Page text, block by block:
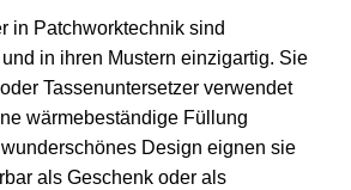
in Patchworktechnik sind
in ihren Mustern einzigartig. Sie
Tassenuntersetzer verwendet
wärmebeständige Füllung
Design eignen sie
als Geschenk oder als